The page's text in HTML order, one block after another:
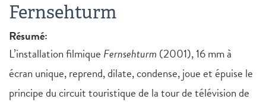
Fernsehturm
Résumé:
L’installation filmique Fernsehturm (2001), 16 mm à
écran unique, reprend, dilate, condense, joue et épuise le
principe du circuit touristique de la tour de télévision de